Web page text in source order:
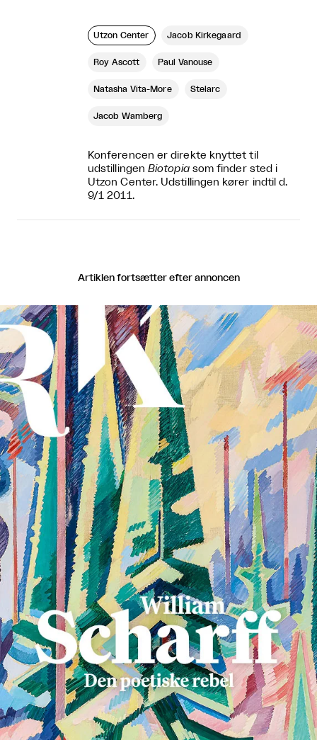
Utzon Center Jacob Kirkegaard
Roy Ascott Paul Vanouse
Natasha Vita-More Stelarc
Jacob Wamberg
Konferencen er direkte knyttet til
udstillingenBiotopiasom finder sted i
Utzon Center. Udstillingen kører indtil d.
9/1 2011.
Artiklen fortsætter efter annoncen